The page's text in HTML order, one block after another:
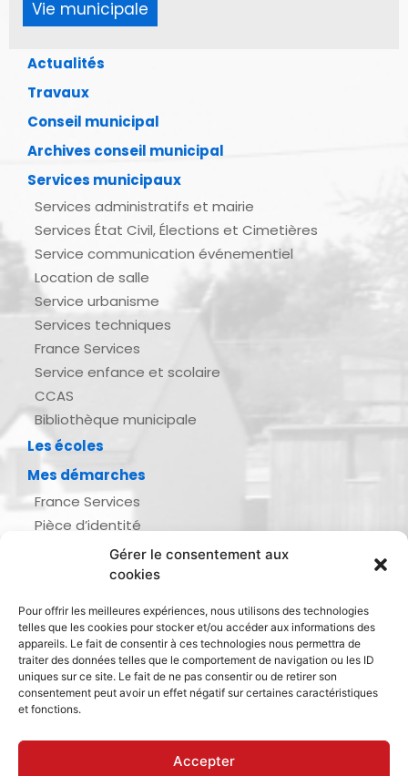
Gérer le consentement aux
cookies
Pour offrir les meilleures expériences, nous utilisons des technologies
telles que les cookies pour stocker et/ou accéder aux informations des
appareils. Le fait de consentir à ces technologies nous permettra de
traiter des données telles que le comportement de navigation ou les ID
uniques sur ce site. Le fait de ne pas consentir ou de retirer son
consentement peut avoir un effet négatif sur certaines caractéristiques
et fonctions.
Accepter
Vie municipale
Actualités
Travaux
Conseil municipal
Archives conseil municipal
Services municipaux
Services administratifs et mairie
Services État Civil, Élections et Cimetières
Service communication événementiel
Location de salle
Service urbanisme
Services techniques
France Services
Service enfance et scolaire
CCAS
Bibliothèque municipale
Les écoles
Mes démarches
France Services
Pièce d’identité
Demande d’actes d’état civil
Inscription listes électorales
Recensement militaire
Le journal de ma ville
Gestion des déchets